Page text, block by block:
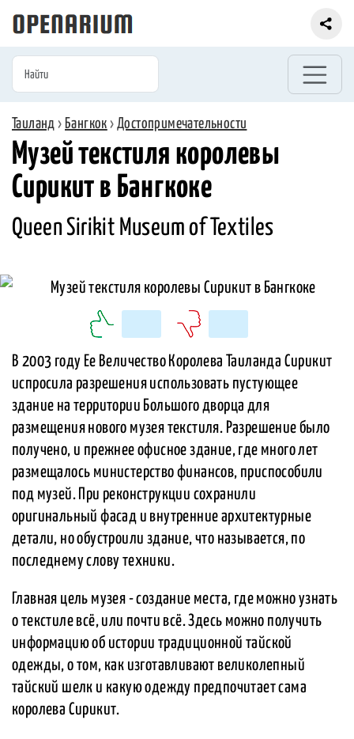
Таиланд › Бангкок ›Достопримечательности
Музей текстиля королевы
Сирикит в Бангкоке
Queen Sirikit Museum of Textiles
В 2003 году Ее Величество Королева Таиланда Сирикит
испросила разрешения использовать пустующее
здание на территории Большого дворца для
размещения нового музея текстиля. Разрешение было
получено, и прежнее офисное здание, где много лет
размещалось министерство финансов, приспособили
под музей. При реконструкции сохранили
оригинальный фасад и внутренние архитектурные
детали, но обустроили здание, что называется, по
последнему слову техники.
Главная цель музея - создание места, где можно узнать
о текстиле всё, или почти всё. Здесь можно получить
информацию об истории традиционной тайской
одежды, о том, как изготавливают великолепный
тайский шелк и какую одежду предпочитает сама
королева Сирикит.